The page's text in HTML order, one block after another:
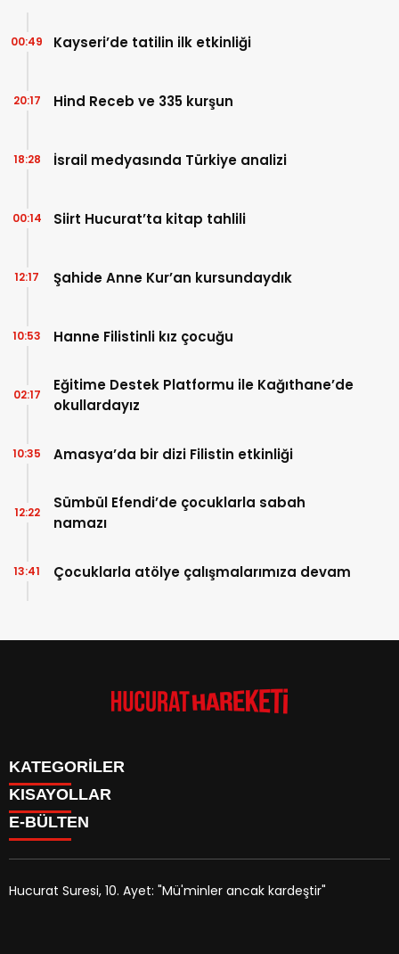
Kayseri’de tatilin ilk etkinliği
00:49
Hind Receb ve 335 kurşun
20:17
İsrail medyasında Türkiye analizi
18:28
Siirt Hucurat’ta kitap tahlili
00:14
Şahide Anne Kur’an kursundaydık
12:17
Hanne Filistinli kız çocuğu
10:53
Eğitime Destek Platformu ile Kağıthane’de
okullardayız
02:17
Amasya’da bir dizi Filistin etkinliği
10:35
Sümbül Efendi’de çocuklarla sabah
namazı
12:22
Çocuklarla atölye çalışmalarımıza devam
13:41
KATEGORİLER
Anasayfa
Kudüs Çocuk Atölyesi
Röportaj
KISAYOLLAR
HAKKIMIZDA
İLETİŞİM
E-BÜLTEN
Hucurat Suresi, 10. Ayet: "Mü'minler ancak kardeştir"